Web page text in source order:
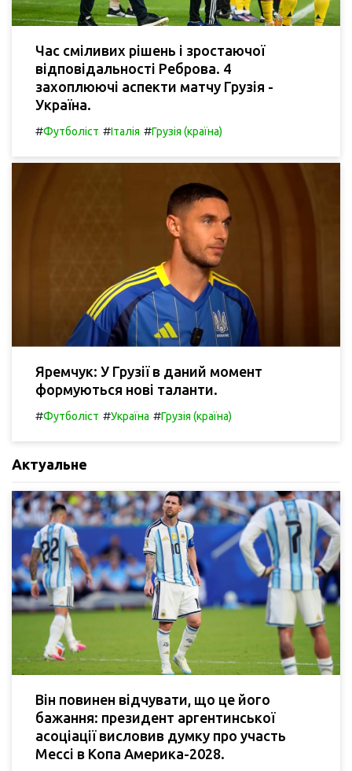
Час сміливих рішень і зростаючої
відповідальності Реброва. 4
захоплюючі аспекти матчу Грузія -
Україна.
#Футболіст #Італія #Грузія (країна)
Яремчук: У Грузії в даний момент
формуються нові таланти.
#Футболіст #Україна #Грузія (країна)
Актуальне
Він повинен відчувати, що це його
бажання: президент аргентинської
асоціації висловив думку про участь
Мессі в Копа Америка-2028.